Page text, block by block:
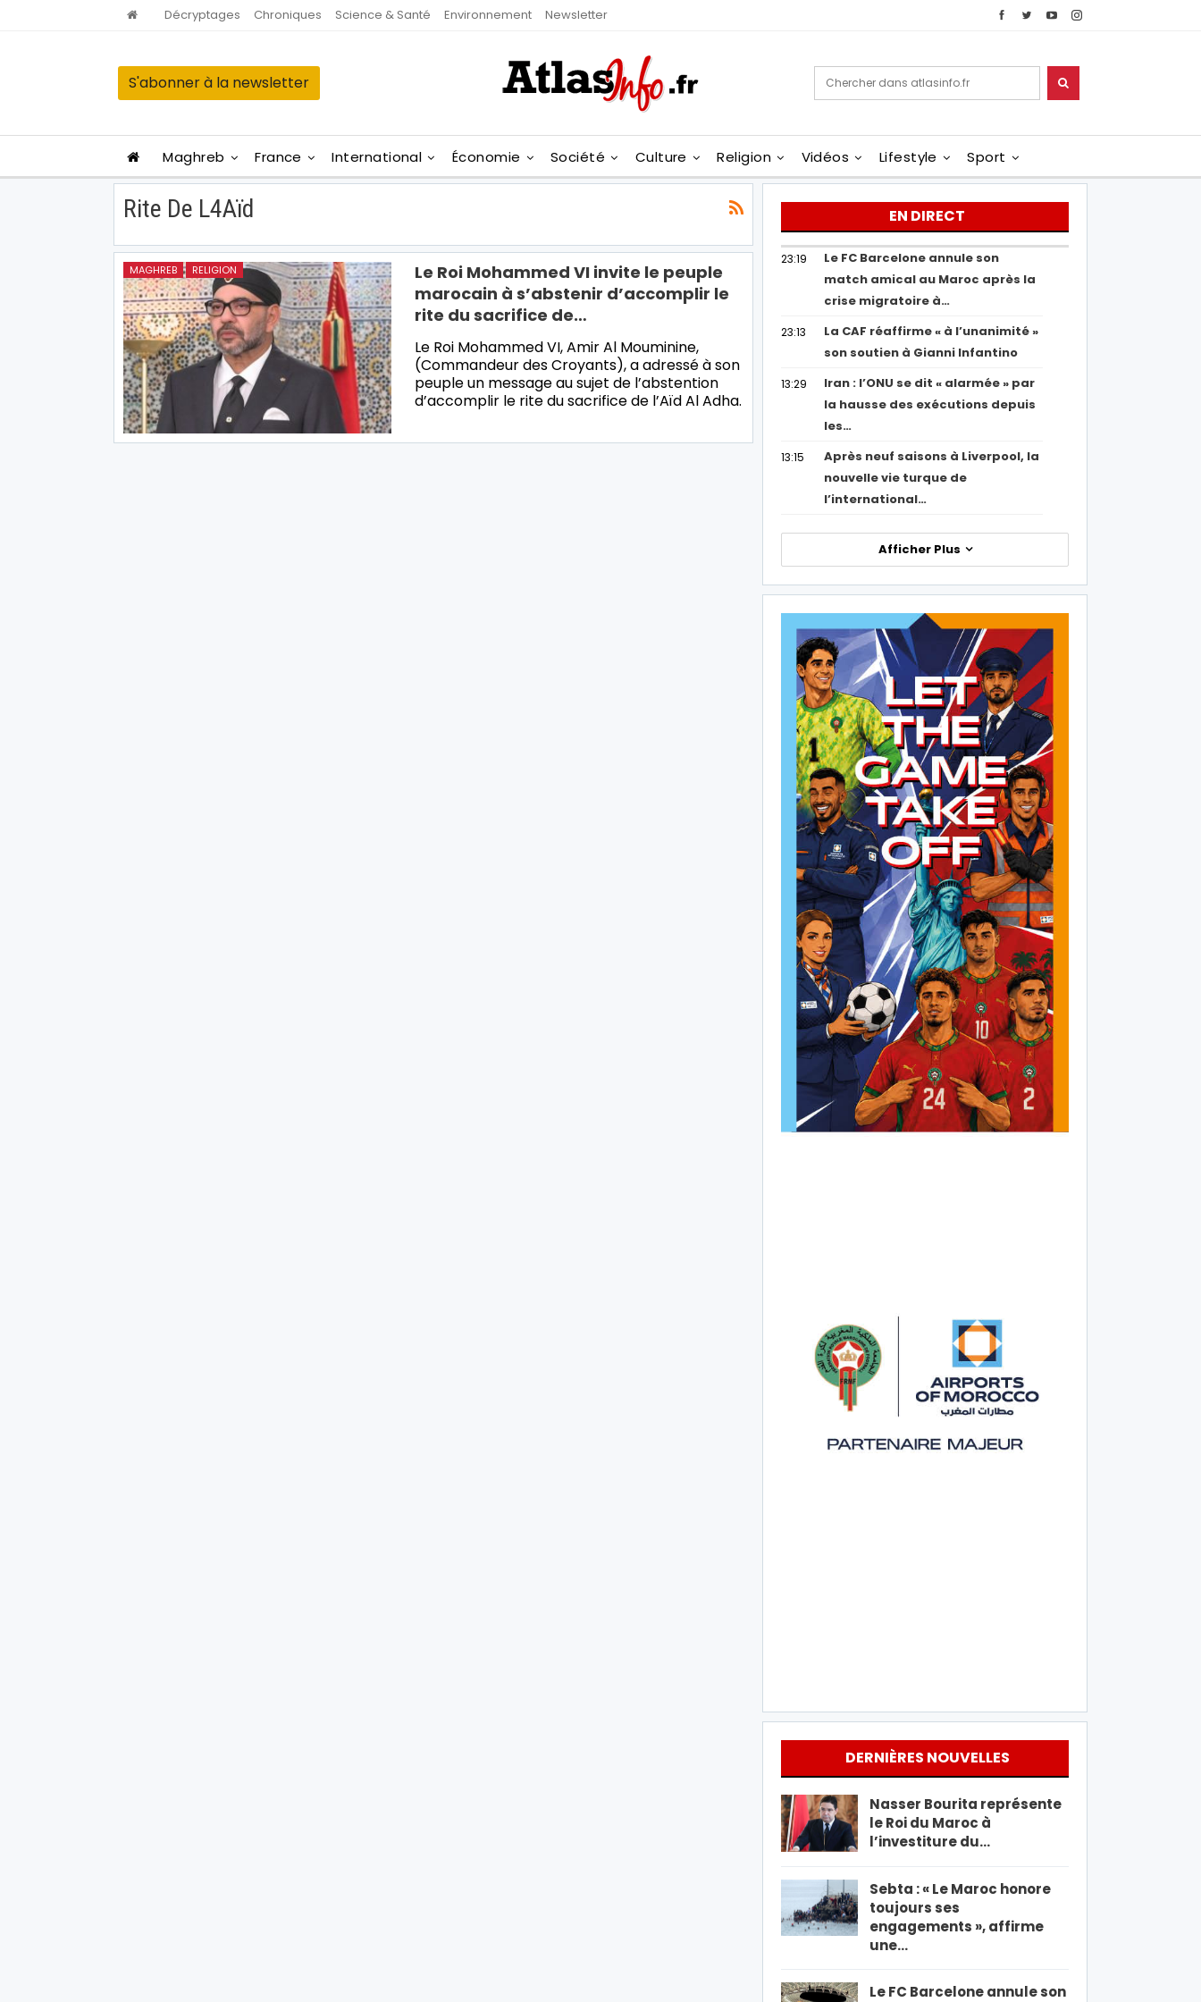
Décryptages Chroniques Science & Santé Environnement Newsletter
S'abonner à la newsletter
Maghreb France International Économie Société Culture Religion Vidéos Lifestyle Sport
Rite De L4Aïd
MAGHREB RELIGION
Le Roi Mohammed VI invite le peuple
marocain à s’abstenir d’accomplir le
rite du sacrifice de…
Le Roi Mohammed VI, Amir Al Mouminine,
(Commandeur des Croyants), a adressé à son
peuple un message au sujet de l’abstention
d’accomplir le rite du sacrifice de l’Aïd Al Adha.
EN DIRECT
23:19
Le FC Barcelone annule son
match amical au Maroc après la
crise migratoire à…
23:13
La CAF réaffirme « à l’unanimité »
son soutien à Gianni Infantino
13:29
Iran : l’ONU se dit « alarmée » par
la hausse des exécutions depuis
les…
13:15
Après neuf saisons à Liverpool, la
nouvelle vie turque de
l’international…
Afficher Plus
DERNIÈRES NOUVELLES
Nasser Bourita représente
le Roi du Maroc à
l’investiture du…
Sebta : « Le Maroc honore
toujours ses
engagements », affirme
une…
Le FC Barcelone annule son